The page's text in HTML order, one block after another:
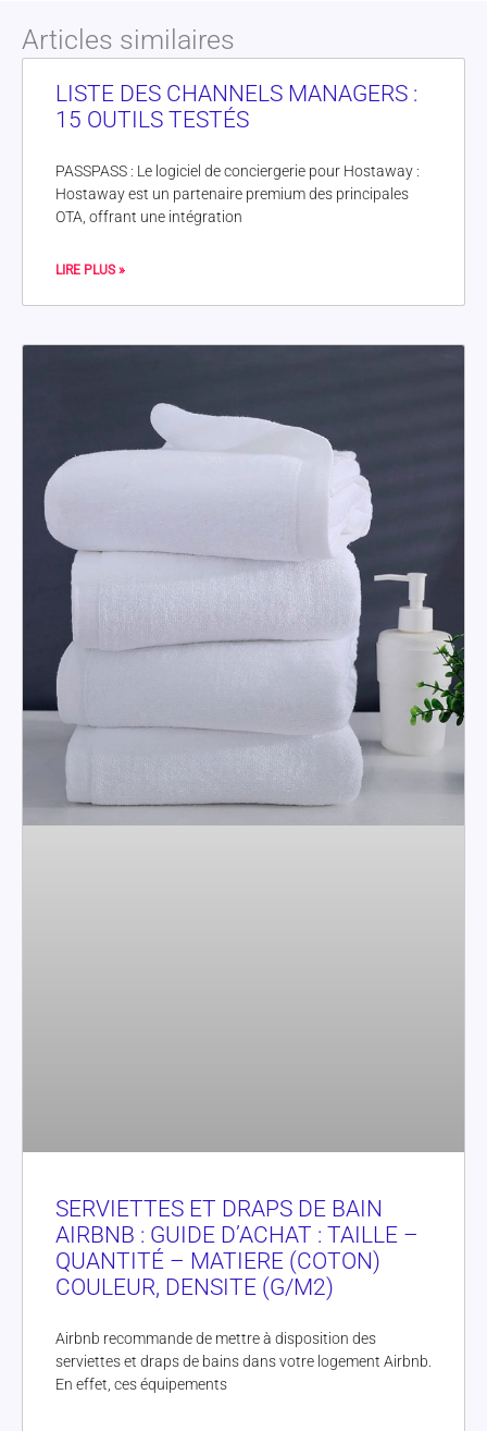
Articles similaires
LISTE DES CHANNELS MANAGERS :
15 OUTILS TESTÉS
PASSPASS : Le logiciel de conciergerie pour Hostaway :
Hostaway est un partenaire premium des principales
OTA, offrant une intégration
LIRE PLUS »
SERVIETTES ET DRAPS DE BAIN
AIRBNB : GUIDE D’ACHAT : TAILLE –
QUANTITÉ – MATIERE (COTON)
COULEUR, DENSITE (G/M2)
Airbnb recommande de mettre à disposition des
serviettes et draps de bains dans votre logement Airbnb.
En effet, ces équipements